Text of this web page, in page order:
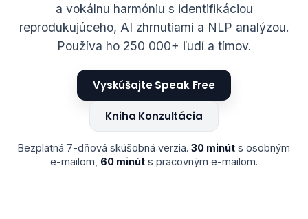
a vokálnu harmóniu s identifikáciou
reprodukujúceho, AI zhrnutiami a NLP analýzou.
Používa ho 250 000+ ľudí a tímov.
Vyskúšajte Speak Free
Kniha Konzultácia
Bezplatná 7-dňová skúšobná verzia. 30 minút s osobným
e-mailom, 60 minút s pracovným e-mailom.